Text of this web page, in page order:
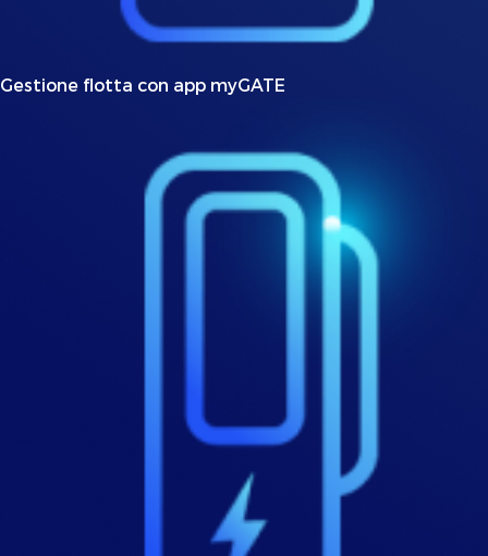
Gestione flotta con app myGATE